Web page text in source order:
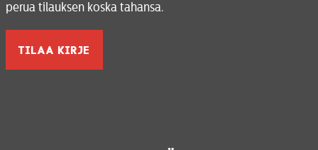
perua tilauksen koska tahansa.